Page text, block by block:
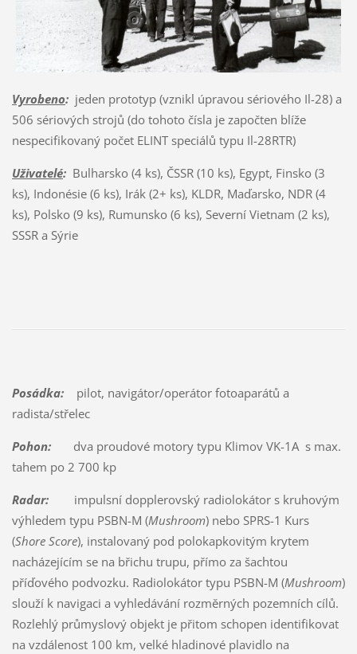
Vyrobeno:jeden prototyp (vznikl úpravou sériového Il-28) a
506 sériových strojů (do tohoto čísla je započten blíže
nespecifikovaný počet ELINT speciálů typu Il-28RTR)
Uživatelé:Bulharsko (4 ks), ČSSR (10 ks), Egypt, Finsko (3
ks), Indonésie (6 ks), Irák (2+ ks), KLDR, Maďarsko, NDR (4
ks), Polsko (9 ks), Rumunsko (6 ks), Severní Vietnam (2 ks),
SSSR a Sýrie
Posádka:pilot, navigátor/operátor fotoaparátů a
radista/střelec
Pohon:dva proudové motory typu Klimov VK-1A s max.
tahem po 2 700 kp
Radar:impulsní dopplerovský radiolokátor s kruhovým
výhledem typu PSBN-M (Mushroom) nebo SPRS-1 Kurs
(Shore Score), instalovaný pod polokapkovitým krytem
nacházejícím se na břichu trupu, přímo za šachtou
příďového podvozku. Radiolokátor typu PSBN-M (Mushroom)
slouží k navigaci a vyhledávání rozměrných pozemních cílů.
Rozlehlý průmyslový objekt je přitom schopen identifikovat
na vzdálenost 100 km, velké hladinové plavidlo na